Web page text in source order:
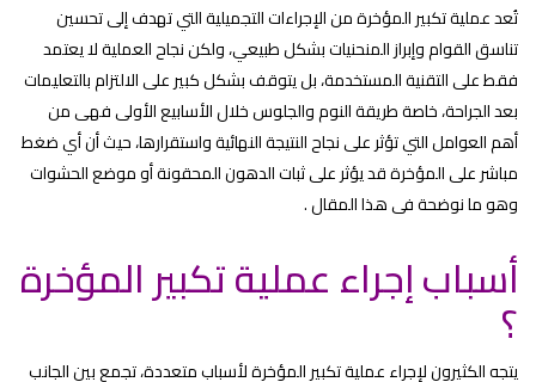
تُعد عملية تكبير المؤخرة من الإجراءات التجميلية التي تهدف إلى تحسين
تناسق القوام وإبراز المنحنيات بشكل طبيعي، ولكن نجاح العملية لا يعتمد
فقط على التقنية المستخدمة، بل يتوقف بشكل كبير على الالتزام بالتعليمات
بعد الجراحة، خاصة طريقة النوم والجلوس خلال الأسابيع الأولى فهى من
أهم العوامل التي تؤثر على نجاح النتيجة النهائية واستقرارها، حيث أن أي ضغط
مباشر على المؤخرة قد يؤثر على ثبات الدهون المحقونة أو موضع الحشوات
وهو ما نوضحة فى هذا المقال .
أسباب إجراء عملية تكبير المؤخرة
يتجه الكثيرون لإجراء عملية تكبير المؤخرة لأسباب متعددة، تجمع بين الجانب